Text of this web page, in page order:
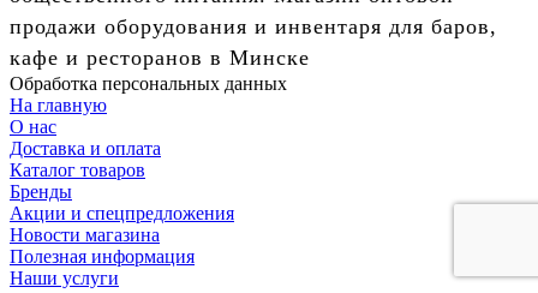
продажи оборудования и инвентаря для баров,
кафе и ресторанов в Минске
Обработка персональных данных
На главную
О нас
Доставка и оплата
Каталог товаров
Бренды
Акции и спецпредложения
Новости магазина
Полезная информация
Наши услуги